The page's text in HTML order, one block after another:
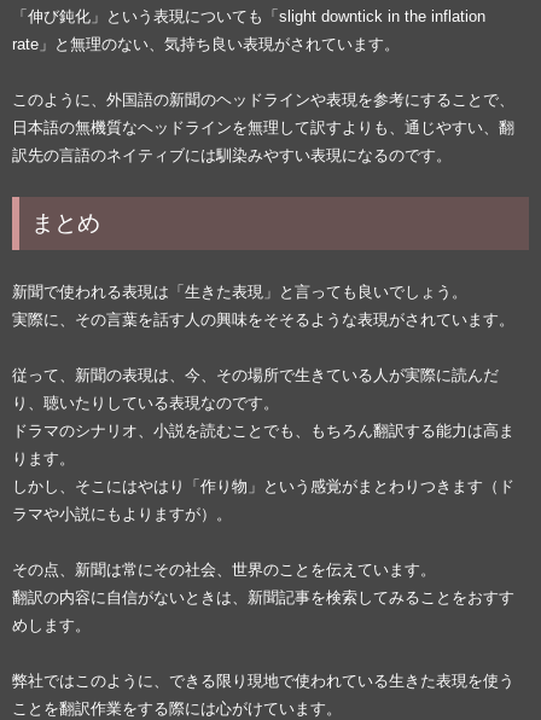
「伸び鈍化」という表現についても「slight downtick in the inflation
rate」と無理のない、気持ち良い表現がされています。
このように、外国語の新聞のヘッドラインや表現を参考にすることで、
日本語の無機質なヘッドラインを無理して訳すよりも、通じやすい、翻
訳先の言語のネイティブには馴染みやすい表現になるのです。
まとめ
新聞で使われる表現は「生きた表現」と言っても良いでしょう。
実際に、その言葉を話す人の興味をそそるような表現がされています。
従って、新聞の表現は、今、その場所で生きている人が実際に読んだ
り、聴いたりしている表現なのです。
ドラマのシナリオ、小説を読むことでも、もちろん翻訳する能力は高ま
ります。
しかし、そこにはやはり「作り物」という感覚がまとわりつきます（ド
ラマや小説にもよりますが）。
その点、新聞は常にその社会、世界のことを伝えています。
翻訳の内容に自信がないときは、新聞記事を検索してみることをおすす
めします。
弊社ではこのように、できる限り現地で使われている生きた表現を使う
ことを翻訳作業をする際には心がけています。